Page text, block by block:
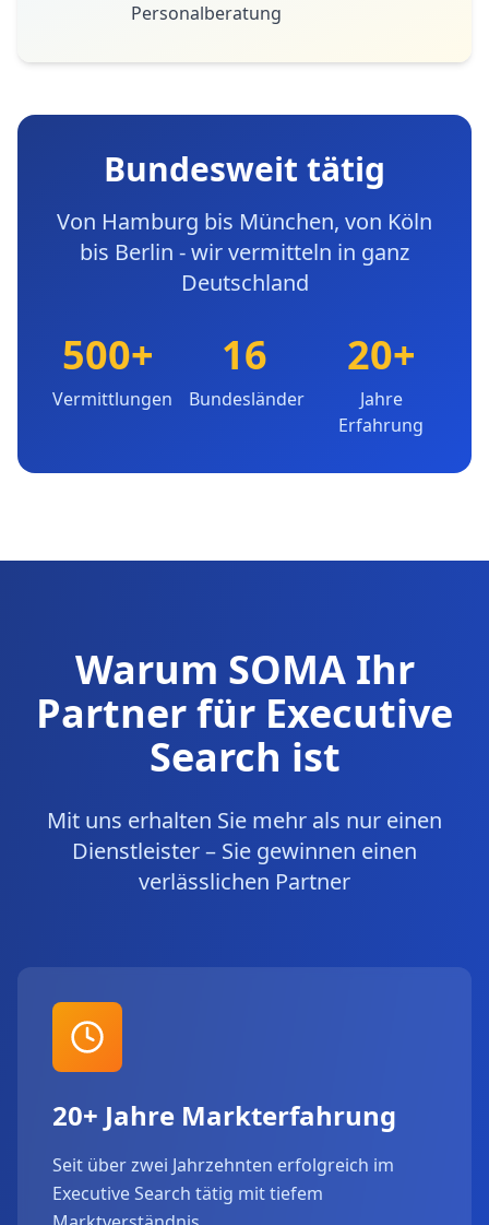
Personalberatung
Bundesweit tätig
Von Hamburg bis München, von Köln
bis Berlin - wir vermitteln in ganz
Deutschland
500+
Vermittlungen
16
Bundesländer
20+
Jahre
Erfahrung
Warum SOMA Ihr
Partner für Executive
Search ist
Mit uns erhalten Sie mehr als nur einen
Dienstleister – Sie gewinnen einen
verlässlichen Partner
20+ Jahre Markterfahrung
Seit über zwei Jahrzehnten erfolgreich im
Executive Search tätig mit tiefem